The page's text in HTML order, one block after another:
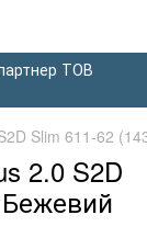
ТОВ
Slim 611-62
2.0 S2D